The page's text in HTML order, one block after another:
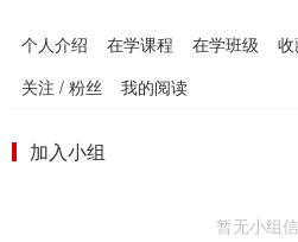
个人介绍 在学课程 在学班级
关注 / 粉丝
我的阅读
加入小组
暂无小组